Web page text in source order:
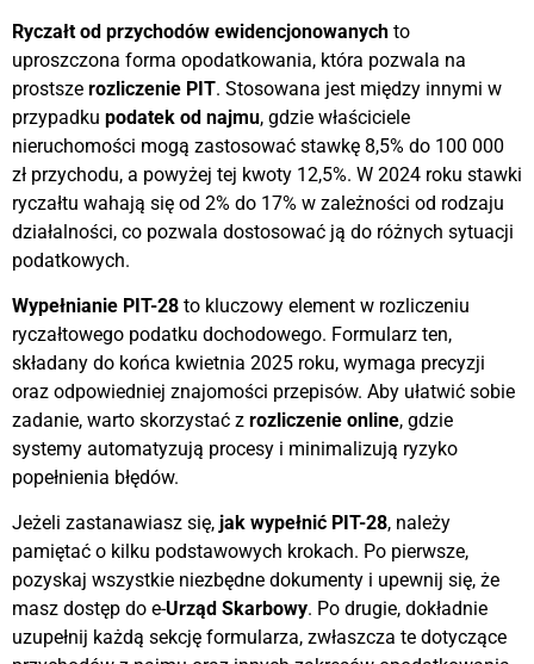
Ryczałt od przychodów ewidencjonowanych to
uproszczona forma opodatkowania, która pozwala na
prostsze rozliczenie PIT. Stosowana jest między innymi w
przypadku podatek od najmu, gdzie właściciele
nieruchomości mogą zastosować stawkę 8,5% do 100 000
zł przychodu, a powyżej tej kwoty 12,5%. W 2024 roku stawki
ryczałtu wahają się od 2% do 17% w zależności od rodzaju
działalności, co pozwala dostosować ją do różnych sytuacji
podatkowych.
Wypełnianie PIT-28 to kluczowy element w rozliczeniu
ryczałtowego podatku dochodowego. Formularz ten,
składany do końca kwietnia 2025 roku, wymaga precyzji
oraz odpowiedniej znajomości przepisów. Aby ułatwić sobie
zadanie, warto skorzystać z rozliczenie online, gdzie
systemy automatyzują procesy i minimalizują ryzyko
popełnienia błędów.
Jeżeli zastanawiasz się, jak wypełnić PIT-28, należy
pamiętać o kilku podstawowych krokach. Po pierwsze,
pozyskaj wszystkie niezbędne dokumenty i upewnij się, że
masz dostęp do e-Urząd Skarbowy. Po drugie, dokładnie
uzupełnij każdą sekcję formularza, zwłaszcza te dotyczące